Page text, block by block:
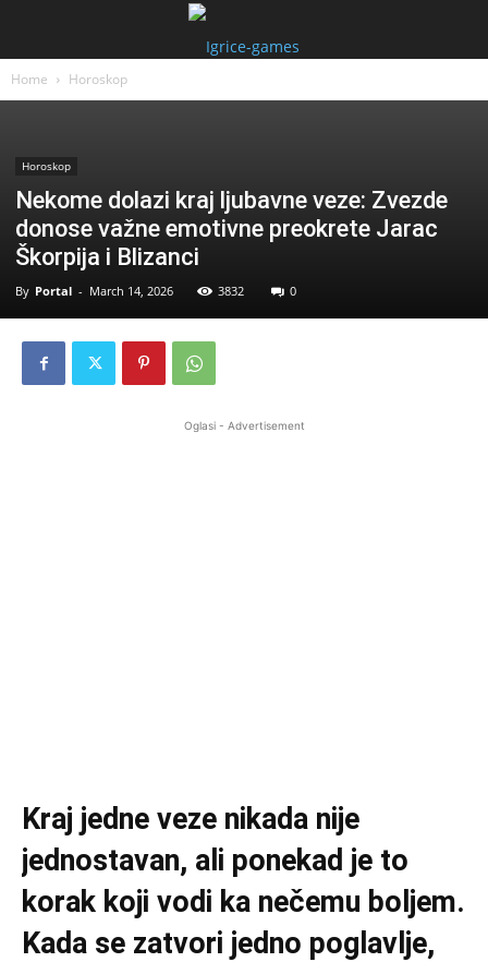
Home Horoskop
Horoskop
Nekome dolazi kraj ljubavne veze: Zvezde
donose važne emotivne preokrete Jarac
Škorpija i Blizanci
By Portal - March 14, 2026 3832 0
Oglasi - Advertisement
Kraj jedne veze nikada nije
jednostavan, ali ponekad je to
korak koji vodi ka nečemu boljem.
Kada se zatvori jedno poglavlje,